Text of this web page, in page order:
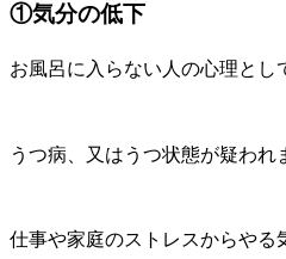
①気分の低下
お風呂に入らない人の心理とし
うつ病、又はうつ状態が疑われ
仕事や家庭のストレスからやる